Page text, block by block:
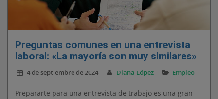
Preguntas comunes en una entrevista
laboral: «La mayoría son muy similares»
4 de septiembre de 2024 Diana López Empleo
Prepararte para una entrevista de trabajo es una gran